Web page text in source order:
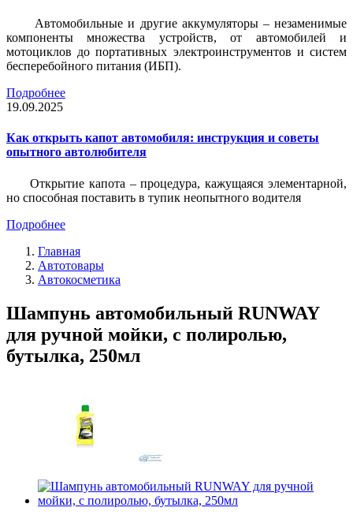
Автомобильные и другие аккумуляторы – незаменимые
компоненты множества устройств, от автомобилей и
мотоциклов до портативных электроинструментов и систем
бесперебойного питания (ИБП).
Подробнее
19.09.2025
Как открыть капот автомобиля: инструкция и советы
опытного автолюбителя
Открытие капота – процедура, кажущаяся элементарной,
но способная поставить в тупик неопытного водителя
Подробнее
Главная
Автотовары
Автокосметика
Шампунь автомобильный RUNWAY
для ручной мойки, с полиролью,
бутылка, 250мл